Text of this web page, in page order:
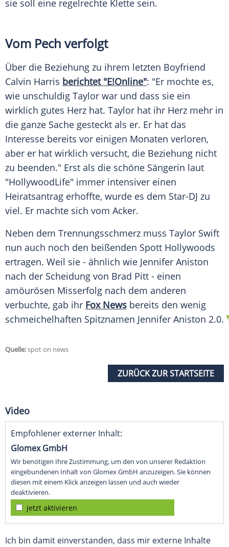
sie soll eine regelrechte Klette sein.
Vom Pech verfolgt
Über die Beziehung zu ihrem letzten Boyfriend
Calvin Harris berichtet "E!Online": "Er mochte es,
wie unschuldig Taylor war und dass sie ein
wirklich gutes Herz hat. Taylor hat ihr Herz mehr in
die ganze Sache gesteckt als er. Er hat das
Interesse bereits vor einigen Monaten verloren,
aber er hat wirklich versucht, die Beziehung nicht
zu beenden." Erst als die schöne Sängerin laut
"HollywoodLife" immer intensiver einen
Heiratsantrag erhoffte, wurde es dem Star-DJ zu
viel. Er machte sich vom Acker.
Neben dem Trennungsschmerz muss Taylor Swift
nun auch noch den beißenden Spott Hollywoods
ertragen. Weil sie - ähnlich wie Jennifer Aniston
nach der Scheidung von Brad Pitt - einen
amöurösen Misserfolg nach dem anderen
verbuchte, gab ihr Fox News bereits den wenig
schmeichelhaften Spitznamen Jennifer Aniston 2.0.
Quelle:spot on news
ZURÜCK ZUR STARTSEITE
Video
Empfohlener externer Inhalt:
Glomex GmbH
Wir benötigen Ihre Zustimmung, um den von unserer Redaktion
eingebundenen Inhalt von Glomex GmbH anzuzeigen. Sie können
diesen mit einem Klick anzeigen lassen und auch wieder
deaktivieren.
jetzt aktivieren
Ich bin damit einverstanden, dass mir externe Inhalte